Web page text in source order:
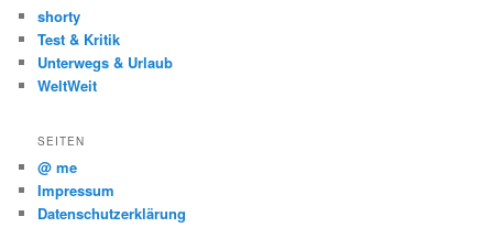
shorty
Test & Kritik
Unterwegs & Urlaub
WeltWeit
SEITEN
@ me
Impressum
Datenschutzerklärung